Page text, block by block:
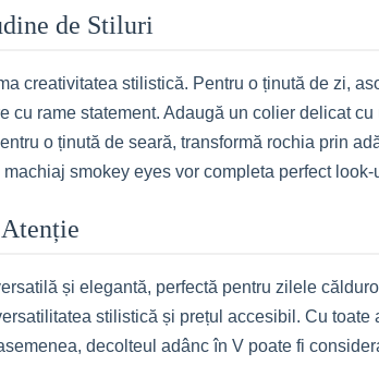
de Stiluri
creativitatea stilistică. Pentru o ținută de zi,
rame statement. Adaugă un colier delicat
o ținută de seară, transformă rochia prin
smokey eyes vor completa perfect
și elegantă, perfectă pentru zilele
stilistică și prețul accesibil. Cu toate
decolteul adânc în V poate fi